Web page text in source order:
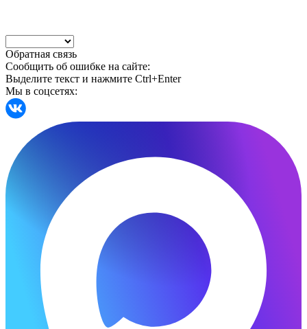
Обратная связь
Сообщить об ошибке на сайте:
Выделите текст и нажмите Ctrl+Enter
Мы в соцсетях: